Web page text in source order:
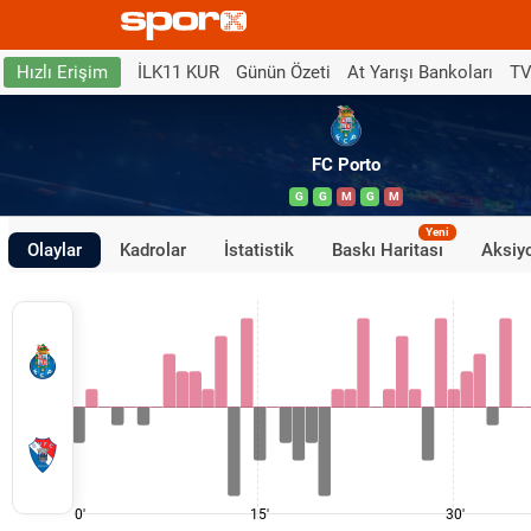
Hızlı Erişim İLK11 KUR Günün Özeti At Yarışı Bankoları
FC Porto
G G M G M
Olaylar Kadrolar İstatistik Baskı Haritası
Yeni
0' 15' 30'